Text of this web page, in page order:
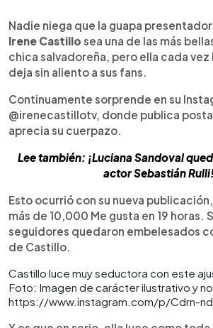
► Escuchar artículo
Nadie niega que la guapa
Irene Castillo sea una de las más
chica salvadoreña, pero ella cada vez
deja sin aliento a sus fans.
Continuamente sorprende en su
@irenecastillotv, donde publica
aprecia su cuerpazo.
Lee también: ¡Luciana Sandoval
actor Sebastián Rulli!
Esto ocurrió con su nueva
más de 10,000 Me gusta en 19 horas.
seguidores quedaron embelesados
de Castillo.
Castillo luce muy seductora con este
Foto: Imagen de carácter ilustrativo y
https://www.instagram.com/p/Cdrn-